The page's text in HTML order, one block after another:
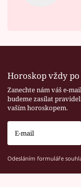
Horoskop vždy
Zanechte nám váš e-
budeme zasílat
vaším horoskopem.
Odesláním formuláře